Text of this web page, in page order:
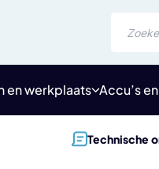
en werkplaats Accu’s
Technische